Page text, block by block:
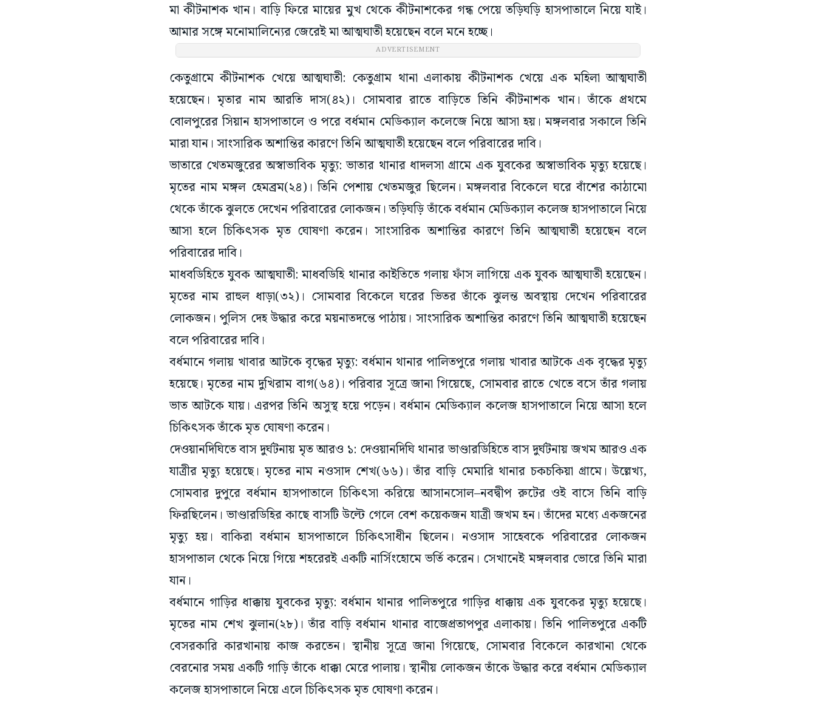
মা কীটনাশক খান। বাড়ি ফিরে মায়ের মুখ থেকে কীটনাশকের গন্ধ পেয়ে তড়িঘড়ি হাসপাতালে নিয়ে যাই।
আমার সঙ্গে মনোমালিন্যের জেরেই মা আত্মঘাতী হয়েছেন বলে মনে হচ্ছে।
ADVERTISEMENT
কেতুগ্রামে কীটনাশক খেয়ে আত্মঘাতী: কেতুগ্রাম থানা এলাকায় কীটনাশক খেয়ে এক মহিলা আত্মঘাতী
হয়েছেন। মৃতার নাম আরতি দাস(৪২)। সোমবার রাতে বাড়িতে তিনি কীটনাশক খান। তাঁকে প্রথমে
বোলপুরের সিয়ান হাসপাতালে ও পরে বর্ধমান মেডিক্যাল কলেজে নিয়ে আসা হয়। মঙ্গলবার সকালে তিনি
মারা যান। সাংসারিক অশান্তির কারণে তিনি আত্মঘাতী হয়েছেন বলে পরিবারের দাবি।
ভাতারে খেতমজুরের অস্বাভাবিক মৃত্যু: ভাতার থানার ধাদলসা গ্রামে এক যুবকের অস্বাভাবিক মৃত্যু হয়েছে।
মৃতের নাম মঙ্গল হেমব্রম(২৪)। তিনি পেশায় খেতমজুর ছিলেন। মঙ্গলবার বিকেলে ঘরে বাঁশের কাঠামো
থেকে তাঁকে ঝুলতে দেখেন পরিবারের লোকজন। তড়িঘড়ি তাঁকে বর্ধমান মেডিক্যাল কলেজ হাসপাতালে নিয়ে
আসা হলে চিকিৎসক মৃত ঘোষণা করেন। সাংসারিক অশান্তির কারণে তিনি আত্মঘাতী হয়েছেন বলে
পরিবারের দাবি।
মাধবডিহিতে যুবক আত্মঘাতী: মাধবডিহি থানার কাইতিতে গলায় ফাঁস লাগিয়ে এক যুবক আত্মঘাতী হয়েছেন।
মৃতের নাম রাহুল ধাড়া(৩২)। সোমবার বিকেলে ঘরের ভিতর তাঁকে ঝুলন্ত অবস্থায় দেখেন পরিবারের
লোকজন। পুলিস দেহ উদ্ধার করে ময়নাতদন্তে পাঠায়। সাংসারিক অশান্তির কারণে তিনি আত্মঘাতী হয়েছেন
বলে পরিবারের দাবি।
বর্ধমানে গলায় খাবার আটকে বৃদ্ধের মৃত্যু: বর্ধমান থানার পালিতপুরে গলায় খাবার আটকে এক বৃদ্ধের মৃত্যু
হয়েছে। মৃতের নাম দুখিরাম বাগ(৬৪)। পরিবার সূত্রে জানা গিয়েছে, সোমবার রাতে খেতে বসে তাঁর গলায়
ভাত আটকে যায়। এরপর তিনি অসুস্থ হয়ে পড়েন। বর্ধমান মেডিক্যাল কলেজ হাসপাতালে নিয়ে আসা হলে
চিকিৎসক তাঁকে মৃত ঘোষণা করেন।
দেওয়ানদিঘিতে বাস দুর্ঘটনায় মৃত আরও ১: দেওয়ানদিঘি থানার ভাণ্ডারডিহিতে বাস দুর্ঘটনায় জখম আরও এক
যাত্রীর মৃত্যু হয়েছে। মৃতের নাম নওসাদ শেখ(৬৬)। তাঁর বাড়ি মেমারি থানার চকচকিয়া গ্রামে। উল্লেখ্য,
সোমবার দুপুরে বর্ধমান হাসপাতালে চিকিৎসা করিয়ে আসানসোল–নবদ্বীপ রুটের ওই বাসে তিনি বাড়ি
ফিরছিলেন। ভাণ্ডারডিহির কাছে বাসটি উল্টে গেলে বেশ কয়েকজন যাত্রী জখম হন। তাঁদের মধ্যে একজনের
মৃত্যু হয়। বাকিরা বর্ধমান হাসপাতালে চিকিৎসাধীন ছিলেন। নওসাদ সাহেবকে পরিবারের লোকজন
হাসপাতাল থেকে নিয়ে গিয়ে শহরেরই একটি নার্সিংহোমে ভর্তি করেন। সেখানেই মঙ্গলবার ভোরে তিনি মারা
যান।
বর্ধমানে গাড়ির ধাক্কায় যুবকের মৃত্যু: বর্ধমান থানার পালিতপুরে গাড়ির ধাক্কায় এক যুবকের মৃত্যু হয়েছে।
মৃতের নাম শেখ ঝুলান(২৮)। তাঁর বাড়ি বর্ধমান থানার বাজেপ্রতাপপুর এলাকায়। তিনি পালিতপুরে একটি
বেসরকারি কারখানায় কাজ করতেন। স্থানীয় সূত্রে জানা গিয়েছে, সোমবার বিকেলে কারখানা থেকে
বেরনোর সময় একটি গাড়ি তাঁকে ধাক্কা মেরে পালায়। স্থানীয় লোকজন তাঁকে উদ্ধার করে বর্ধমান মেডিক্যাল
কলেজ হাসপাতালে নিয়ে এলে চিকিৎসক মৃত ঘোষণা করেন।